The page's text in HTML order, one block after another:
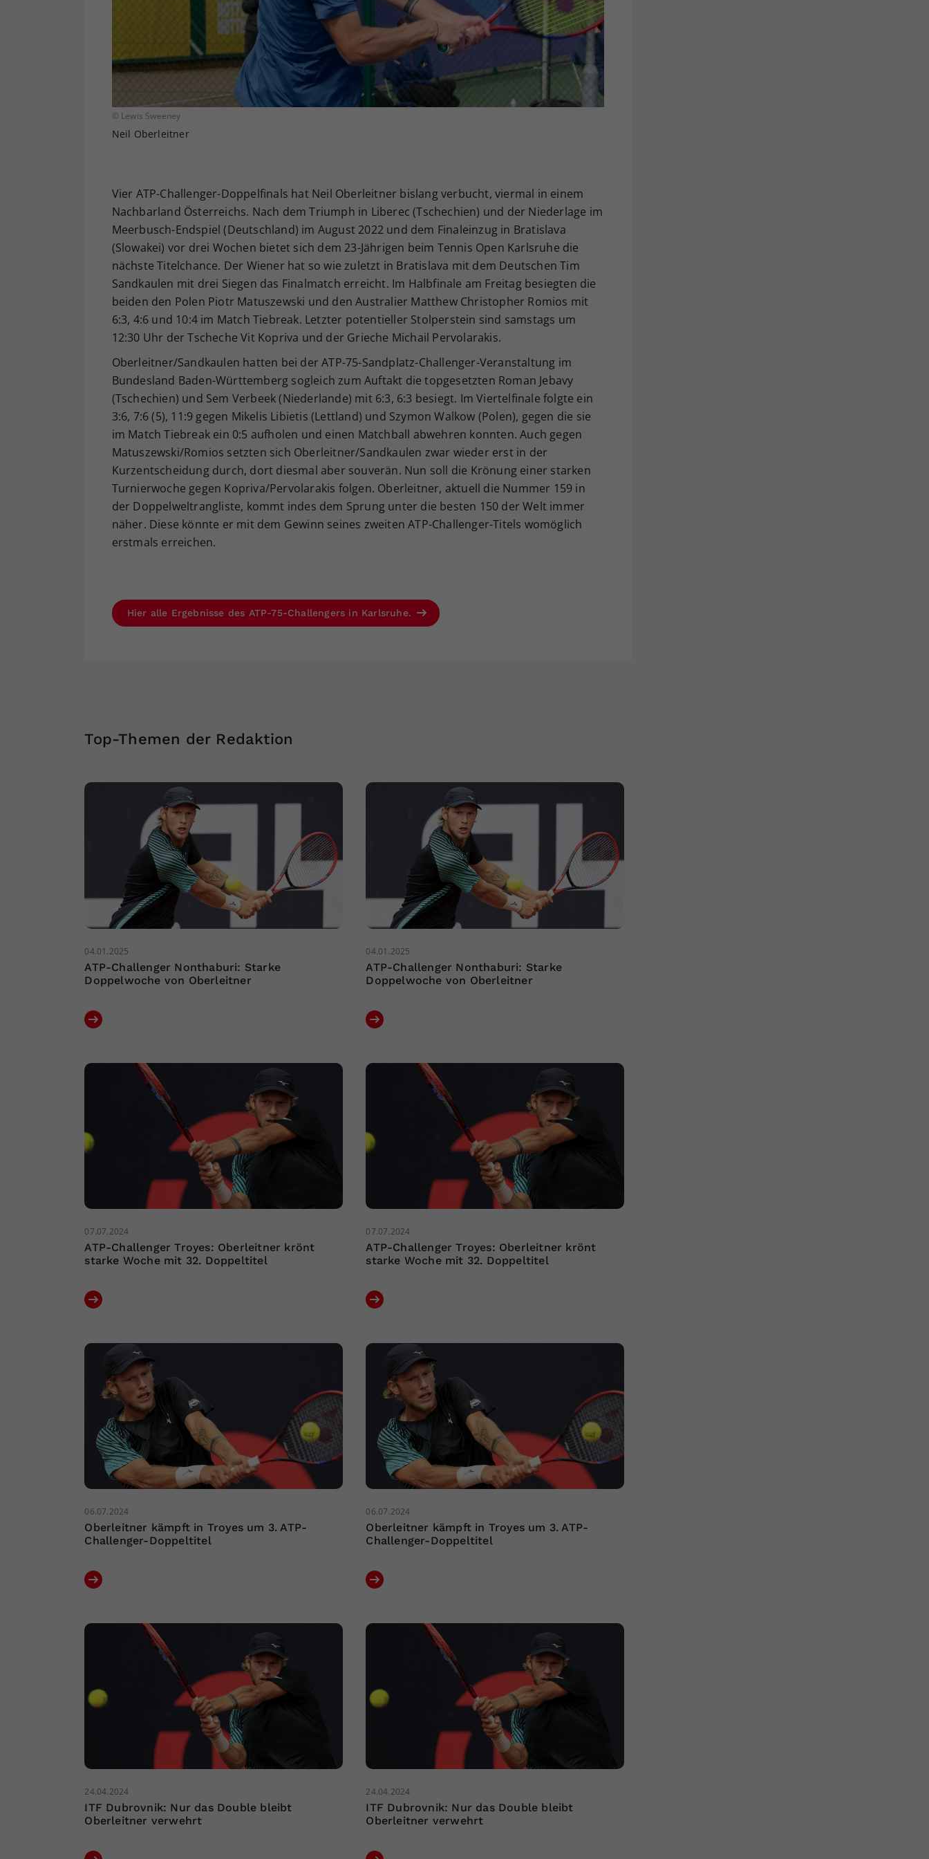
© Lewis Sweeney
Neil Oberleitner
Vier ATP-Challenger-Doppelfinals hat Neil Oberleitner bislang verbucht, viermal in einem
Nachbarland Österreichs. Nach dem Triumph in Liberec (Tschechien) und der Niederlage im
Meerbusch-Endspiel (Deutschland) im August 2022 und dem Finaleinzug in Bratislava
(Slowakei) vor drei Wochen bietet sich dem 23-Jährigen beim Tennis Open Karlsruhe die
nächste Titelchance. Der Wiener hat so wie zuletzt in Bratislava mit dem Deutschen Tim
Sandkaulen mit drei Siegen das Finalmatch erreicht. Im Halbfinale am Freitag besiegten die
beiden den Polen Piotr Matuszewski und den Australier Matthew Christopher Romios mit
6:3, 4:6 und 10:4 im Match Tiebreak. Letzter potentieller Stolperstein sind samstags um
12:30 Uhr der Tscheche Vit Kopriva und der Grieche Michail Pervolarakis.
Oberleitner/Sandkaulen hatten bei der ATP-75-Sandplatz-Challenger-Veranstaltung im
Bundesland Baden-Württemberg sogleich zum Auftakt die topgesetzten Roman Jebavy
(Tschechien) und Sem Verbeek (Niederlande) mit 6:3, 6:3 besiegt. Im Viertelfinale folgte ein
3:6, 7:6 (5), 11:9 gegen Mikelis Libietis (Lettland) und Szymon Walkow (Polen), gegen die sie
im Match Tiebreak ein 0:5 aufholen und einen Matchball abwehren konnten. Auch gegen
Matuszewski/Romios setzten sich Oberleitner/Sandkaulen zwar wieder erst in der
Kurzentscheidung durch, dort diesmal aber souverän. Nun soll die Krönung einer starken
Turnierwoche gegen Kopriva/Pervolarakis folgen. Oberleitner, aktuell die Nummer 159 in
der Doppelweltrangliste, kommt indes dem Sprung unter die besten 150 der Welt immer
näher. Diese könnte er mit dem Gewinn seines zweiten ATP-Challenger-Titels womöglich
erstmals erreichen.
Hier alle Ergebnisse des ATP-75-Challengers in Karlsruhe.
Top-Themen der Redaktion
04.01.2025
ATP-Challenger Nonthaburi: Starke
Doppelwoche von Oberleitner
04.01.2025
ATP-Challenger Nonthaburi: Starke
Doppelwoche von Oberleitner
07.07.2024
ATP-Challenger Troyes: Oberleitner krönt
starke Woche mit 32. Doppeltitel
07.07.2024
ATP-Challenger Troyes: Oberleitner krönt
starke Woche mit 32. Doppeltitel
06.07.2024
Oberleitner kämpft in Troyes um 3. ATP-
Challenger-Doppeltitel
06.07.2024
Oberleitner kämpft in Troyes um 3. ATP-
Challenger-Doppeltitel
24.04.2024
ITF Dubrovnik: Nur das Double bleibt
Oberleitner verwehrt
24.04.2024
ITF Dubrovnik: Nur das Double bleibt
Oberleitner verwehrt
Ihrer vorgenommen Einstellungen, falls der
Webseiten-Betreiber dies eingestellt hat.